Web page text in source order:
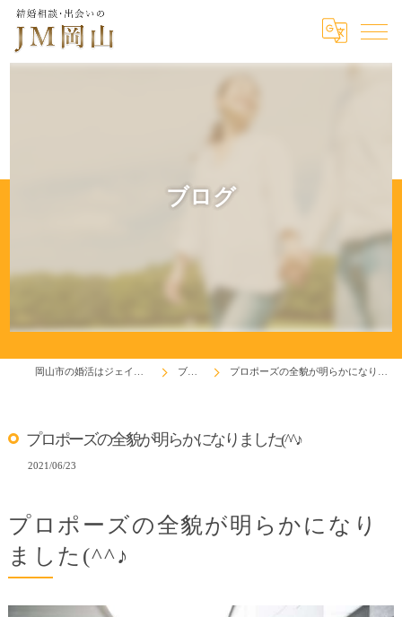
ブログ
ブログ プロポーズの全貌が明らかになりました(^^♪
プロポーズの全貌が明らかになりました(^^♪
2021/06/23
プロポーズの全貌が明らかになり
ました(^^♪